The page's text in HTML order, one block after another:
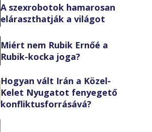
A szexrobotok hamarosan
eláraszthatják a világot
Miért nem Rubik Ernőé a
Rubik-kocka joga?
Hogyan vált Irán a Közel-
Kelet Nyugatot fenyegető
konfliktusforrásává?